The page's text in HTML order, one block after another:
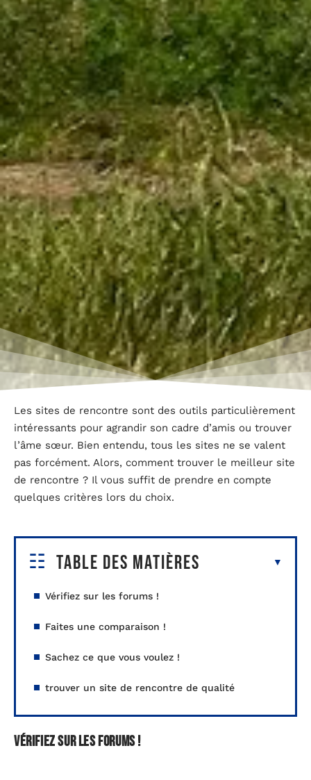
Les sites de rencontre sont des outils particulièrement
intéressants pour agrandir son cadre d’amis ou trouver
l’âme sœur. Bien entendu, tous les sites ne se valent
pas forcément. Alors, comment trouver le meilleur site
de rencontre ? Il vous suffit de prendre en compte
quelques critères lors du choix.
Table des matières
Vérifiez sur les forums !
Faites une comparaison !
Sachez ce que vous voulez !
trouver un site de rencontre de qualité
Vérifiez sur les forums !